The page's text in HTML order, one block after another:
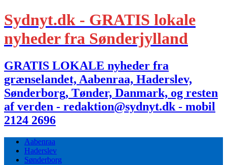
Sydnyt.dk - GRATIS lokale
nyheder fra Sønderjylland
GRATIS LOKALE nyheder fra
grænselandet, Aabenraa, Haderslev,
Sønderborg, Tønder, Danmark, og resten
af verden - redaktion@sydnyt.dk - mobil
2124 2696
Aabenraa
Haderslev
Sønderborg